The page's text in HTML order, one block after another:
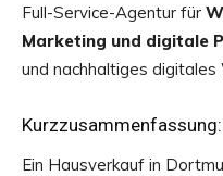
Full-Service-Agentur für
Marketing und digitale
und nachhaltiges digitales
Kurzzusammenfassung:
Ein Hausverkauf in